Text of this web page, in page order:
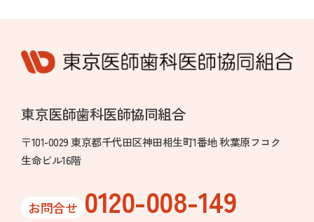
東京医師歯科医師協同組合
〒101-0029 東京都千代田区神田相生町1番地 秋葉原フコク
生命ビル16階
お問合せ 0120-008-149